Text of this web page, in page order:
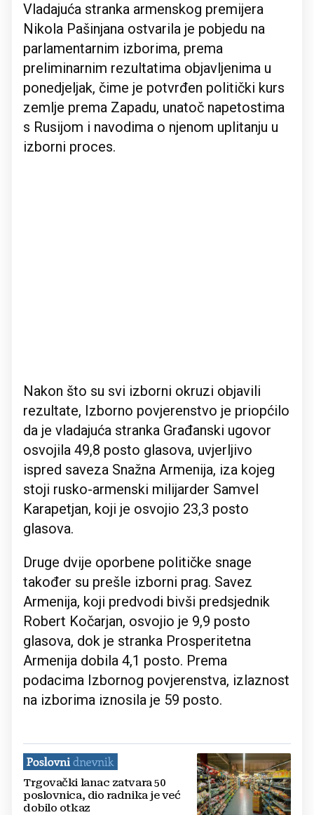
Vladajuća stranka armenskog premijera
Nikola Pašinjana ostvarila je pobjedu na
parlamentarnim izborima, prema
preliminarnim rezultatima objavljenima u
ponedjeljak, čime je potvrđen politički kurs
zemlje prema Zapadu, unatoč napetostima
s Rusijom i navodima o njenom uplitanju u
izborni proces.
Nakon što su svi izborni okruzi objavili
rezultate, Izborno povjerenstvo je priopćilo
da je vladajuća stranka Građanski ugovor
osvojila 49,8 posto glasova, uvjerljivo
ispred saveza Snažna Armenija, iza kojeg
stoji rusko-armenski milijarder Samvel
Karapetjan, koji je osvojio 23,3 posto
glasova.
Druge dvije oporbene političke snage
također su prešle izborni prag. Savez
Armenija, koji predvodi bivši predsjednik
Robert Kočarjan, osvojio je 9,9 posto
glasova, dok je stranka Prosperitetna
Armenija dobila 4,1 posto. Prema
podacima Izbornog povjerenstva, izlaznost
na izborima iznosila je 59 posto.
Trgovački lanac zatvara 50
poslovnica, dio radnika je već
dobilo otkaz